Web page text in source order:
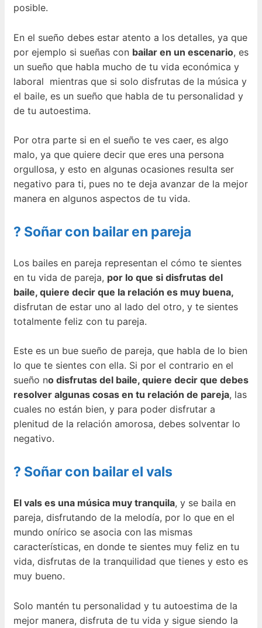
posible.
En el sueño debes estar atento a los detalles, ya que
por ejemplo si sueñas con bailar en un escenario, es
un sueño que habla mucho de tu vida económica y
laboral mientras que si solo disfrutas de la música y
el baile, es un sueño que habla de tu personalidad y
de tu autoestima.
Por otra parte si en el sueño te ves caer, es algo
malo, ya que quiere decir que eres una persona
orgullosa, y esto en algunas ocasiones resulta ser
negativo para ti, pues no te deja avanzar de la mejor
manera en algunos aspectos de tu vida.
? Soñar con bailar en pareja
Los bailes en pareja representan el cómo te sientes
en tu vida de pareja, por lo que si disfrutas del
baile, quiere decir que la relación es muy buena,
disfrutan de estar uno al lado del otro, y te sientes
totalmente feliz con tu pareja.
Este es un bue sueño de pareja, que habla de lo bien
lo que te sientes con ella. Si por el contrario en el
sueño no disfrutas del baile, quiere decir que debes
resolver algunas cosas en tu relación de pareja, las
cuales no están bien, y para poder disfrutar a
plenitud de la relación amorosa, debes solventar lo
negativo.
? Soñar con bailar el vals
El vals es una música muy tranquila, y se baila en
pareja, disfrutando de la melodía, por lo que en el
mundo onírico se asocia con las mismas
características, en donde te sientes muy feliz en tu
vida, disfrutas de la tranquilidad que tienes y esto es
muy bueno.
Solo mantén tu personalidad y tu autoestima de la
mejor manera, disfruta de tu vida y sigue siendo la